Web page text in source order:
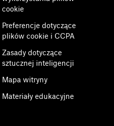
cookie
Preferencje dotyczące
plików cookie i CCPA
Zasady dotyczące
sztucznej inteligencji
Mapa witryny
Materiały edukacyjne